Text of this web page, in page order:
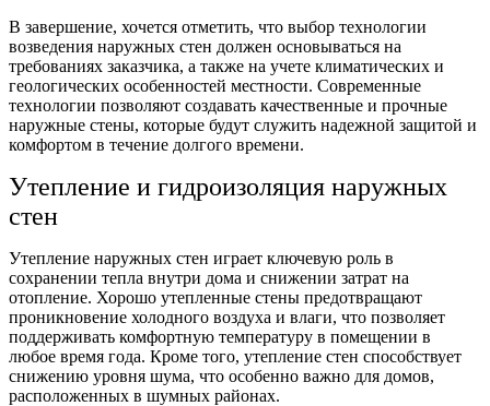
В завершение, хочется отметить, что выбор технологии
возведения наружных стен должен основываться на
требованиях заказчика, а также на учете климатических и
геологических особенностей местности. Современные
технологии позволяют создавать качественные и прочные
наружные стены, которые будут служить надежной защитой и
комфортом в течение долгого времени.
Утепление и гидроизоляция наружных
стен
Утепление наружных стен играет ключевую роль в
сохранении тепла внутри дома и снижении затрат на
отопление. Хорошо утепленные стены предотвращают
проникновение холодного воздуха и влаги, что позволяет
поддерживать комфортную температуру в помещении в
любое время года. Кроме того, утепление стен способствует
снижению уровня шума, что особенно важно для домов,
расположенных в шумных районах.